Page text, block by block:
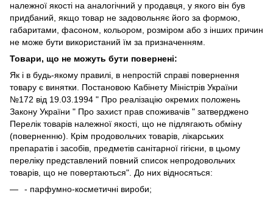
належної якості на аналогічний у продавця, у якого він був
придбаний, якщо товар не задовольняє його за формою,
габаритами, фасоном, кольором, розміром або з інших причин
не може бути використаний їм за призначенням.
Товари, що не можуть бути повернені:
Як і в будь-якому правилі, в непростій справі повернення
товару є винятки. Постановою Кабінету Міністрів України
№172 від 19.03.1994 " Про реалізацію окремих положень
Закону України " Про захист прав споживачів " затверджено
Перелік товарів належної якості, що не підлягають обміну
(поверненню). Крім продовольчих товарів, лікарських
препаратів і засобів, предметів санітарної гігієни, в цьому
переліку представлений повний список непродовольчих
товарів, що не повертаються". До них відносяться:
- парфумно-косметичні вироби;